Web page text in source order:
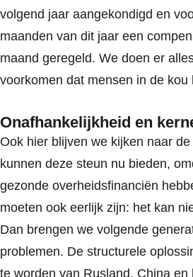
volgend jaar aangekondigd en
maanden van dit jaar een
maand geregeld. We doen er
voorkomen dat mensen in de kou
Onafhankelijkheid en
Ook hier blijven we kijken naar
kunnen deze steun nu bieden,
gezonde overheidsfinanciën
moeten ook eerlijk zijn: het kan
Dan brengen we volgende
problemen. De structurele
te worden van Rusland, China en